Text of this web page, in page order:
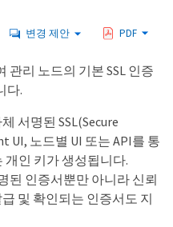
변경 제안 PDF
관리 노드의 기본 SSL 인증
다.
서명된 SSL(Secure
UI, 노드별 UI 또는 API를 통
개인 키가 생성됩니다.
된 인증서뿐만 아니라 신뢰
및 확인되는 인증서도 지